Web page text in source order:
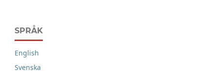
SPRÅK
English
Svenska